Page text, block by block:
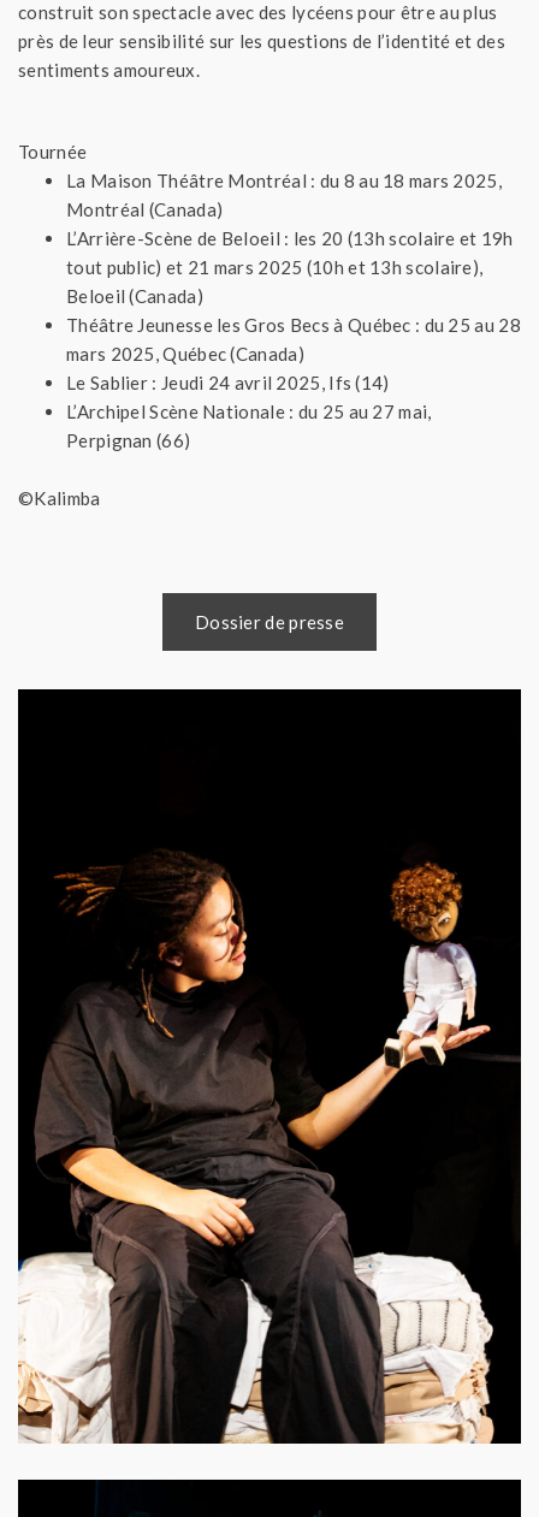
construit son spectacle avec des lycéens pour être au plus
près de leur sensibilité sur les questions de l’identité et des
sentiments amoureux.
Tournée
La Maison Théâtre Montréal : du 8 au 18 mars 2025,
Montréal (Canada)
L’Arrière-Scène de Beloeil : les 20 (13h scolaire et 19h
tout public) et 21 mars 2025 (10h et 13h scolaire),
Beloeil (Canada)
Théâtre Jeunesse les Gros Becs à Québec : du 25 au 28
mars 2025, Québec (Canada)
Le Sablier : Jeudi 24 avril 2025, Ifs (14)
L’Archipel Scène Nationale : du 25 au 27 mai,
Perpignan (66)
©Kalimba
Dossier de presse